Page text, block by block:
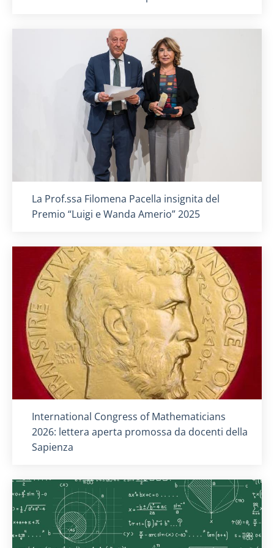
Titolo card :
La Prof.ssa Filomena Pacella insignita del
Premio “Luigi e Wanda Amerio” 2025
Titolo card:
International Congress of Mathematicians
2026: lettera aperta promossa da docenti della
Sapienza